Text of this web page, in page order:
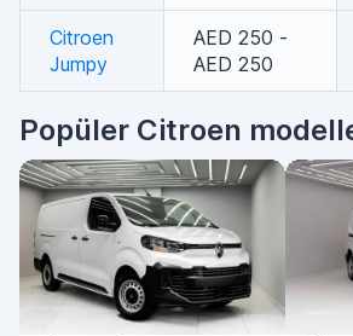
Citroen
Jumpy
AED 250 -
AED 250
Popüler Citroen